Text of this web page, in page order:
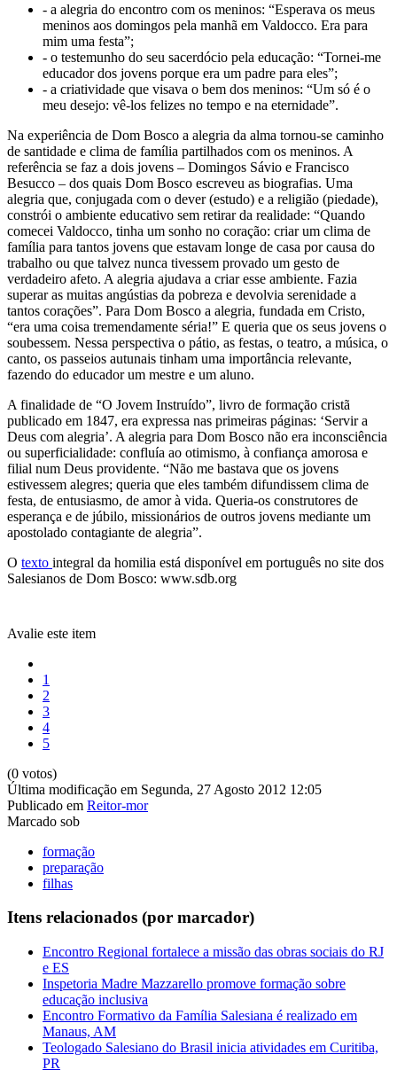
- a alegria do encontro com os meninos: “Esperava os meus
meninos aos domingos pela manhã em Valdocco. Era para
mim uma festa”;
- o testemunho do seu sacerdócio pela educação: “Tornei-me
educador dos jovens porque era um padre para eles”;
- a criatividade que visava o bem dos meninos: “Um só é o
meu desejo: vê-los felizes no tempo e na eternidade”.
Na experiência de Dom Bosco a alegria da alma tornou-se caminho
de santidade e clima de família partilhados com os meninos. A
referência se faz a dois jovens – Domingos Sávio e Francisco
Besucco – dos quais Dom Bosco escreveu as biografias. Uma
alegria que, conjugada com o dever (estudo) e a religião (piedade),
constrói o ambiente educativo sem retirar da realidade: “Quando
comecei Valdocco, tinha um sonho no coração: criar um clima de
família para tantos jovens que estavam longe de casa por causa do
trabalho ou que talvez nunca tivessem provado um gesto de
verdadeiro afeto. A alegria ajudava a criar esse ambiente. Fazia
superar as muitas angústias da pobreza e devolvia serenidade a
tantos corações”. Para Dom Bosco a alegria, fundada em Cristo,
“era uma coisa tremendamente séria!” E queria que os seus jovens o
soubessem. Nessa perspectiva o pátio, as festas, o teatro, a música, o
canto, os passeios autunais tinham uma importância relevante,
fazendo do educador um mestre e um aluno.
A finalidade de “O Jovem Instruído”, livro de formação cristã
publicado em 1847, era expressa nas primeiras páginas: ‘Servir a
Deus com alegria’. A alegria para Dom Bosco não era inconsciência
ou superficialidade: confluía ao otimismo, à confiança amorosa e
filial num Deus providente. “Não me bastava que os jovens
estivessem alegres; queria que eles também difundissem clima de
festa, de entusiasmo, de amor à vida. Queria-os construtores de
esperança e de júbilo, missionários de outros jovens mediante um
apostolado contagiante de alegria”.
O texto integral da homilia está disponível em português no site dos
Salesianos de Dom Bosco: www.sdb.org
Avalie este item
1
2
3
4
5
(0 votos)
Última modificação em Segunda, 27 Agosto 2012 12:05
Publicado em Reitor-mor
Marcado sob
formação
preparação
filhas
Itens relacionados (por marcador)
Encontro Regional fortalece a missão das obras sociais do RJ
e ES
Inspetoria Madre Mazzarello promove formação sobre
educação inclusiva
Encontro Formativo da Família Salesiana é realizado em
Manaus, AM
Teologado Salesiano do Brasil inicia atividades em Curitiba,
PR